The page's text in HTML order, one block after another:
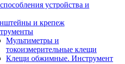
устройства и
и крепеж
Мультиметры и
токоизмерительные клещи
Клещи обжимные. Инструмент